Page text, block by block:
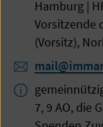
Hamburg |
Vorsitzende
(Vorsitz),
7, 9 AO, die